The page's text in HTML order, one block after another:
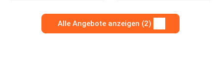
Alle Angebote anzeigen (2)